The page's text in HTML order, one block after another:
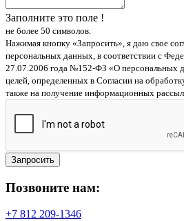
Заполните это поле !
не более 50 символов.
Нажимая кнопку «Запросить», я даю свое
персональных данных, в соответствии с
27.07.2006 года №152-ФЗ «О персональных
целей, определенных в Согласии на
также на получение информационных
Запросить
Позвоните нам:
+7 812 209-1346